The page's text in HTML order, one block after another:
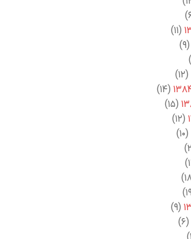
(۱۱)
(۹)
(۱۲)
(۱۴)
(۱۵)
(۱۲)
(۱۰)
(۹)
(۶)